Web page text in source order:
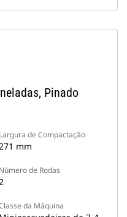
Pinado
Largura de Compactação
mm
Número de Rodas
da Máquina